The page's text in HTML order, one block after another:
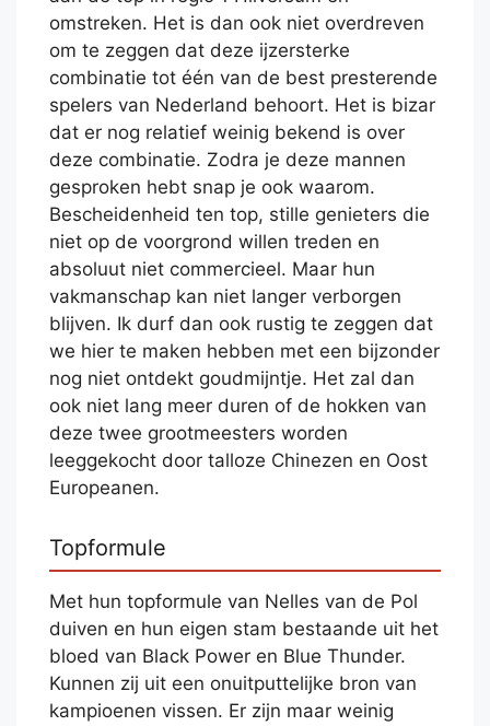
omstreken. Het is dan ook niet overdreven
om te zeggen dat deze ijzersterke
combinatie tot één van de best presterende
spelers van Nederland behoort. Het is bizar
dat er nog relatief weinig bekend is over
deze combinatie. Zodra je deze mannen
gesproken hebt snap je ook waarom.
Bescheidenheid ten top, stille genieters die
niet op de voorgrond willen treden en
absoluut niet commercieel. Maar hun
vakmanschap kan niet langer verborgen
blijven. Ik durf dan ook rustig te zeggen dat
we hier te maken hebben met een bijzonder
nog niet ontdekt goudmijntje. Het zal dan
ook niet lang meer duren of de hokken van
deze twee grootmeesters worden
leeggekocht door talloze Chinezen en Oost
Europeanen.
Topformule
Met hun topformule van Nelles van de Pol
duiven en hun eigen stam bestaande uit het
bloed van Black Power en Blue Thunder.
Kunnen zij uit een onuitputtelijke bron van
kampioenen vissen. Er zijn maar weinig